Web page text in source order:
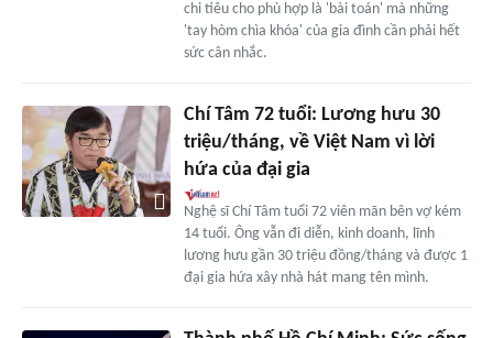
chi tiêu cho phù hợp là 'bài toán' mà những
'tay hòm chìa khóa' của gia đình cần phải hết
sức cân nhắc.
Chí Tâm 72 tuổi: Lương hưu 30
triệu/tháng, về Việt Nam vì lời
hứa của đại gia
Nghệ sĩ Chí Tâm tuổi 72 viên mãn bên vợ kém
14 tuổi. Ông vẫn đi diễn, kinh doanh, lĩnh
lương hưu gần 30 triệu đồng/tháng và được 1
đại gia hứa xây nhà hát mang tên mình.